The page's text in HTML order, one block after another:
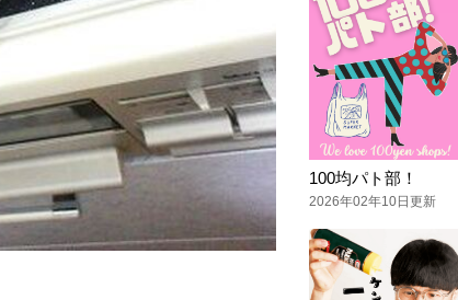
100均パト部！
2026年02年10日更新